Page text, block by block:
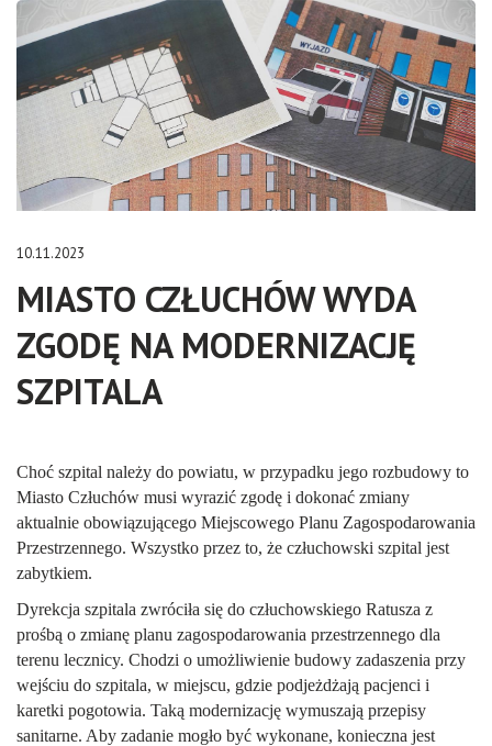
10.11.2023
MIASTO CZŁUCHÓW WYDA
ZGODĘ NA MODERNIZACJĘ
SZPITALA
Choć szpital należy do powiatu, w przypadku jego rozbudowy to
Miasto Człuchów musi wyrazić zgodę i dokonać zmiany
aktualnie obowiązującego Miejscowego Planu Zagospodarowania
Przestrzennego. Wszystko przez to, że człuchowski szpital jest
zabytkiem.
Dyrekcja szpitala zwróciła się do człuchowskiego Ratusza z
prośbą o zmianę planu zagospodarowania przestrzennego dla
terenu lecznicy. Chodzi o umożliwienie budowy zadaszenia przy
wejściu do szpitala, w miejscu, gdzie podjeżdżają pacjenci i
karetki pogotowia. Taką modernizację wymuszają przepisy
sanitarne. Aby zadanie mogło być wykonane, konieczna jest